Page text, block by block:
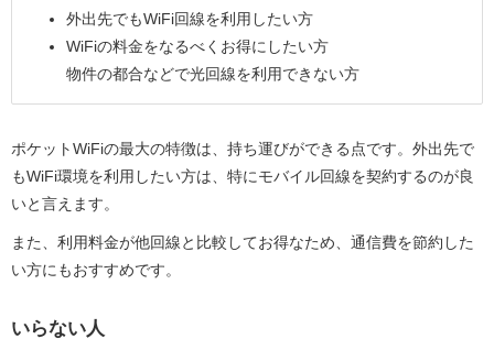
外出先でもWiFi回線を利用したい方
WiFiの料金をなるべくお得にしたい方
物件の都合などで光回線を利用できない方
ポケットWiFiの最大の特徴は、持ち運びができる点です。外出先で
もWiFi環境を利用したい方は、特にモバイル回線を契約するのが良
いと言えます。
また、利用料金が他回線と比較してお得なため、通信費を節約した
い方にもおすすめです。
いらない人